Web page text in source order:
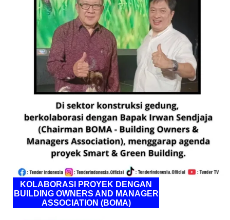
KOLABORASI PROYEK DENGAN
BUILDING OWNERS AND MANAGER
ASSOCIATION (BOMA)